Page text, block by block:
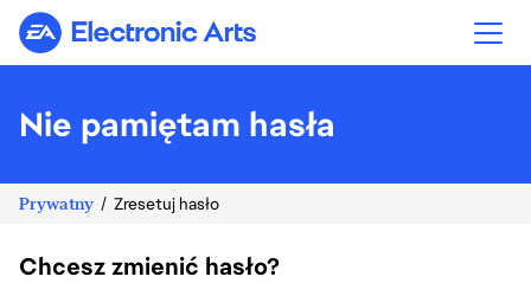
Electronic Arts
Nie pamiętam hasła
Prywatny Zresetuj hasło
Chcesz zmienić hasło?